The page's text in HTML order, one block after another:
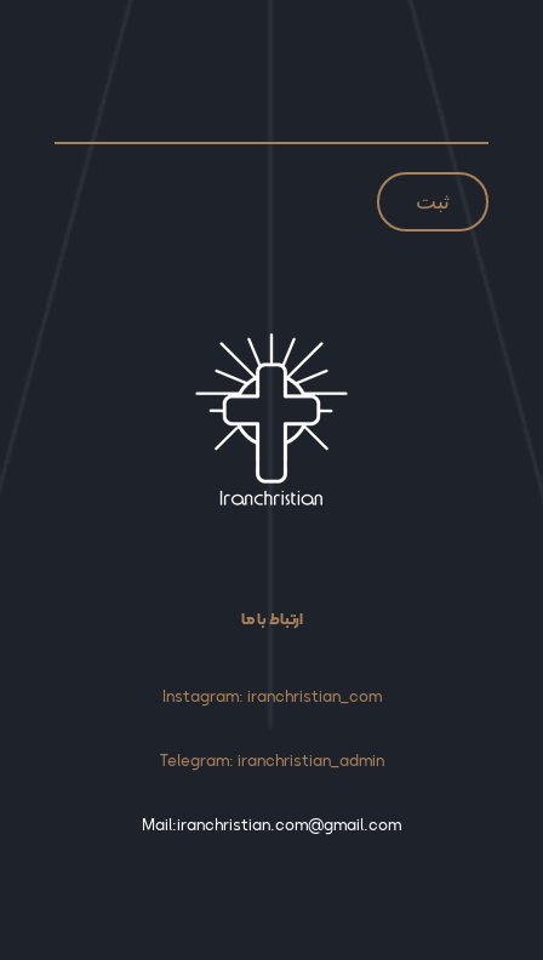
ارتباط با ما
Instagram: iranchristian_com
Telegram: iranchristian_admin
Mail:iranchristian.com@gmail.com